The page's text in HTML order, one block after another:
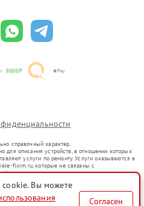
справочный характер.
для описания устройств, в отношении которых
услуги по ремонту. Услуги оказываются в
fixim.ru, которые не связаны с
представителями.
в гражданский оборот в соответствии
цели индивидуализации услуг или введения
о предоставляемых услугах по
cookie. Вы можете
Согласен